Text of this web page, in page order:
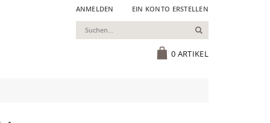
ANMELDEN EIN KONTO ERSTELLEN
0 ARTIKEL
Suchen